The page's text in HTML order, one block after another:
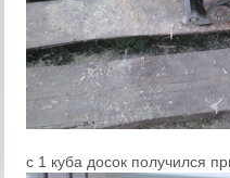
с 1 куба досок получился